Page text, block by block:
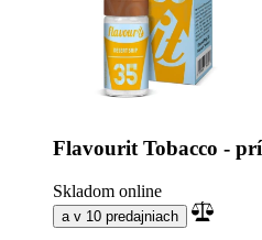
Flavourit Tobacco -
Skladom online
a v 10 predajniach